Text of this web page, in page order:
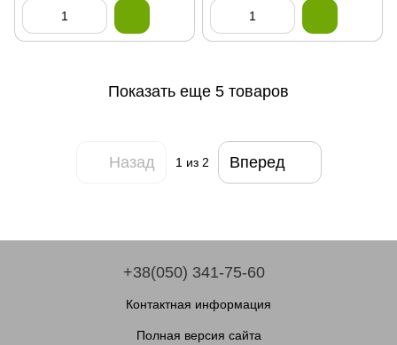
Показать еще 5 товаров
Назад 1 из 2 Вперед
+38(050) 341-75-60
Контактная информация
Полная версия сайта